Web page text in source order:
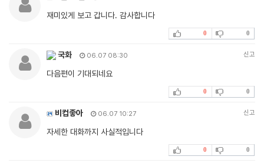
재미있게 보고 갑니다. 감사합니다
0 0
국화 06.07 08:30 신고
다음편이 기대되네요
0 0
비컵좋아 06.07 10:27 신고
자세한 대화까지 사실적입니다
0 0